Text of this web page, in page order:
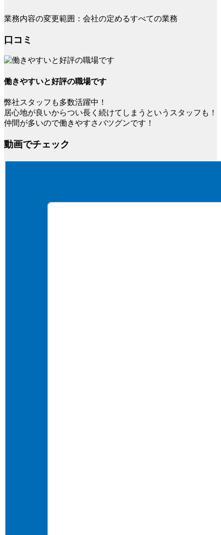
業務内容の変更範囲：会社の定めるすべての業務
口コミ
働きやすいと好評の職場です
弊社スタッフも多数活躍中！
居心地が良いからつい長く続けてしまうというスタッフも！
仲間が多いので働きやすさバツグンです！
動画でチェック